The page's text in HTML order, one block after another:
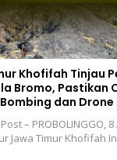
Khofifah Tinjau
Bromo, Pastikan
dan
– PROBOLINGGO, 8
Jawa Timur Khofifah